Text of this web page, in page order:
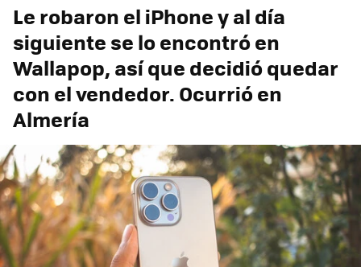
Le robaron el iPhone y al día
siguiente se lo encontró en
Wallapop, así que decidió quedar
con el vendedor. Ocurrió en
Almería